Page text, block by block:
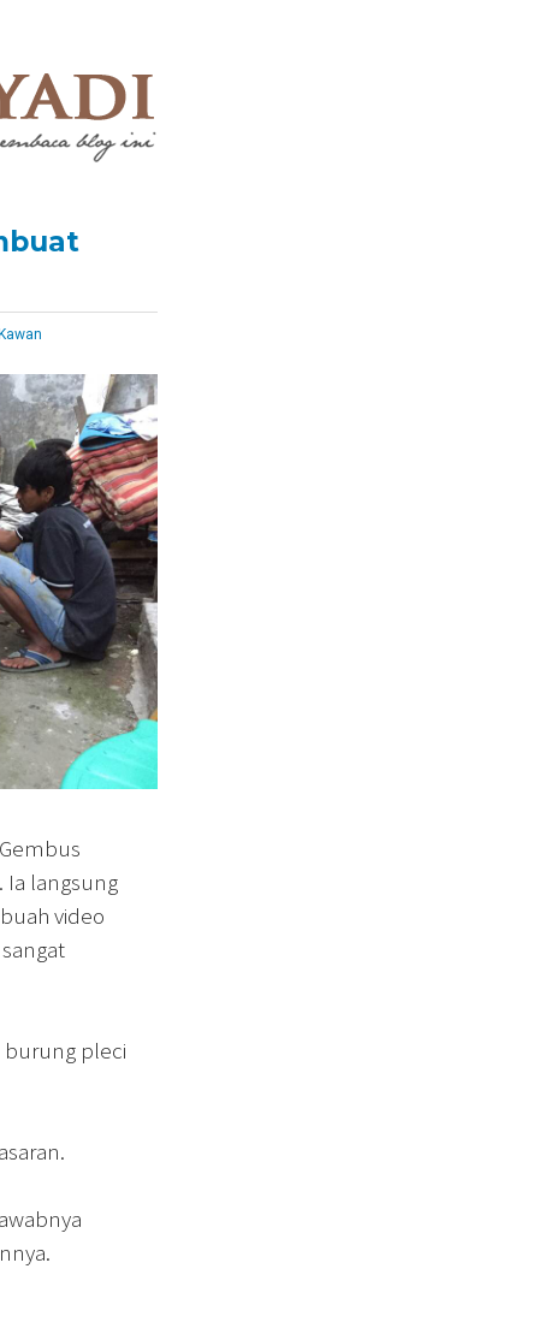
Kawan
Ia langsung
video
burung pleci